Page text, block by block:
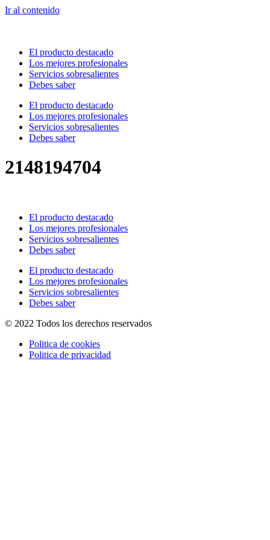
Ir al contenido
El producto destacado
Los mejores profesionales
Servicios sobresalientes
Debes saber
El producto destacado
Los mejores profesionales
Servicios sobresalientes
Debes saber
2148194704
El producto destacado
Los mejores profesionales
Servicios sobresalientes
Debes saber
El producto destacado
Los mejores profesionales
Servicios sobresalientes
Debes saber
© 2022 Todos los derechos reservados
Politica de cookies
Politica de privacidad